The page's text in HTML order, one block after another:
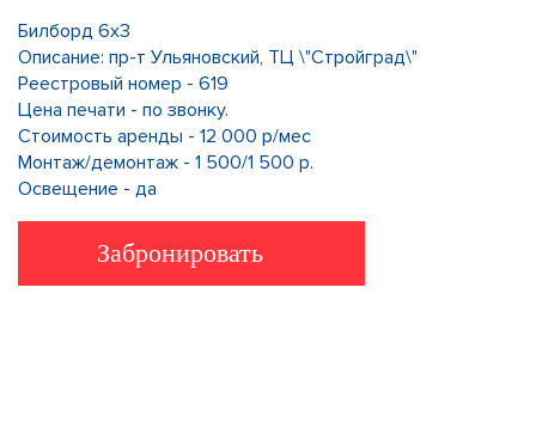
Билборд 6х3
Описание: пр-т Ульяновский, ТЦ \"Стройград\"
Реестровый номер - 619
Цена печати - по звонку.
Стоимость аренды - 12 000 р/мес
Монтаж/демонтаж - 1 500/1 500 р.
Освещение - да
Забронировать